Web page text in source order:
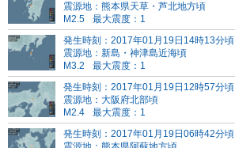
震源地：熊本県天草・芦北地方頃
M2.5
最大震度：1
発生時刻：2017年01月19日14時13分頃
震源地：新島・神津島近海頃
M3.2
最大震度：1
発生時刻：2017年01月19日12時57分頃
震源地：大阪府北部頃
M2.4
最大震度：1
発生時刻：2017年01月19日06時42分頃